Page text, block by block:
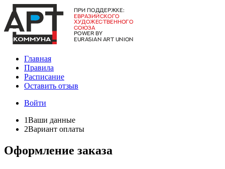
Главная
Правила
Расписание
Оставить отзыв
Войти
1Ваши данные
2Вариант оплаты
Оформление заказа